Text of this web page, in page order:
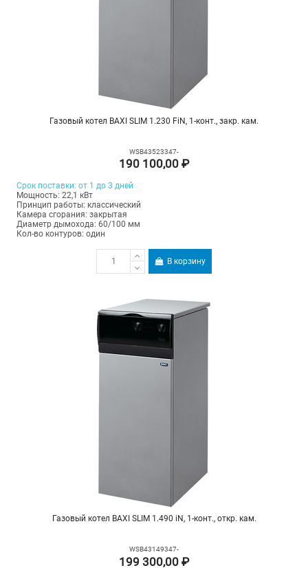
Газовый котел BAXI SLIM 1.230 FiN, 1-конт., закр. кам.
WSB43523347-
190 100,00 ₽
Срок поставки: от 1 до 3 дней
Мощность: 22,1 кВт
Принцип работы: классический
Камера сгорания: закрытая
Диаметр дымохода: 60/100 мм
Кол-во контуров: один
В корзину
Газовый котел BAXI SLIM 1.490 iN, 1-конт., откр. кам.
WSB43149347-
199 300,00 ₽